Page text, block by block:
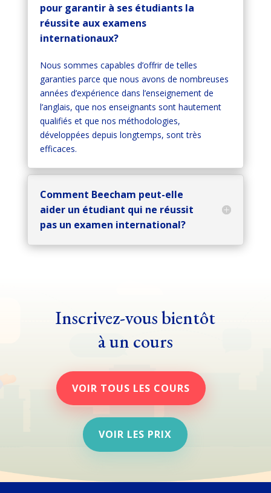
pour garantir à ses étudiants la
réussite aux examens
internationaux?
Nous sommes capables d’offrir de telles
garanties parce que nous avons de nombreuses
années d’expérience dans l’enseignement de
l’anglais, que nos enseignants sont hautement
qualifiés et que nos méthodologies,
développées depuis longtemps, sont très
efficaces.
Comment Beecham peut-elle
aider un étudiant qui ne réussit
pas un examen international?
Inscrivez-vous bientôt
à un cours
VOIR TOUS LES COURS
VOIR LES PRIX